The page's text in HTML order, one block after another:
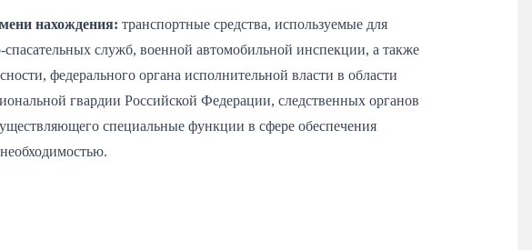
нахождения: транспортные средства, используемые для
служб, военной автомобильной инспекции, а также
федерального органа исполнительной власти в области
гвардии Российской Федерации, следственных органов
специальные функции в сфере обеспечения